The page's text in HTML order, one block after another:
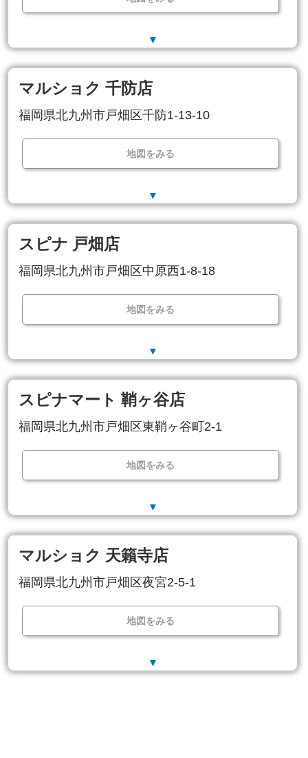
▼
マルショク 千防店
福岡県北九州市戸畑区千防1-13-10
地図をみる
▼
スピナ 戸畑店
福岡県北九州市戸畑区中原西1-8-18
地図をみる
▼
スピナマート 鞘ヶ谷店
福岡県北九州市戸畑区東鞘ヶ谷町2-1
地図をみる
▼
マルショク 天籟寺店
福岡県北九州市戸畑区夜宮2-5-1
地図をみる
▼